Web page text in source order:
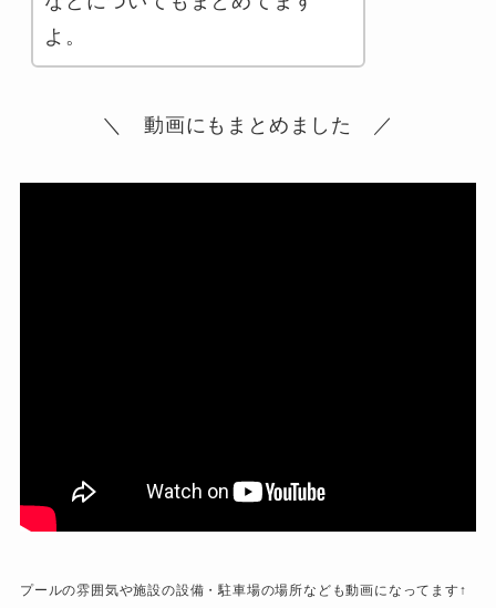
よ。
＼ 動画にもまとめました ／
プールの雰囲気や施設の設備・駐車場の場所なども動画になってます↑